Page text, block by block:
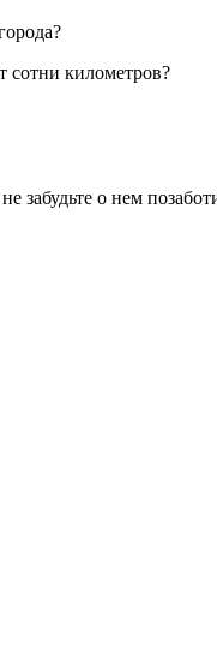
сотни километров?
забудьте о нем